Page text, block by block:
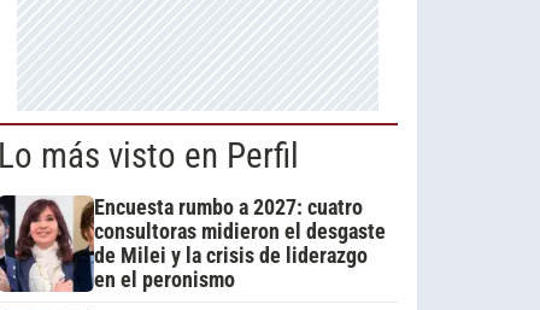
más visto en Perfil
Encuesta rumbo a 2027: cuatro
consultoras midieron el desgaste
de Milei y la crisis de liderazgo
en el peronismo